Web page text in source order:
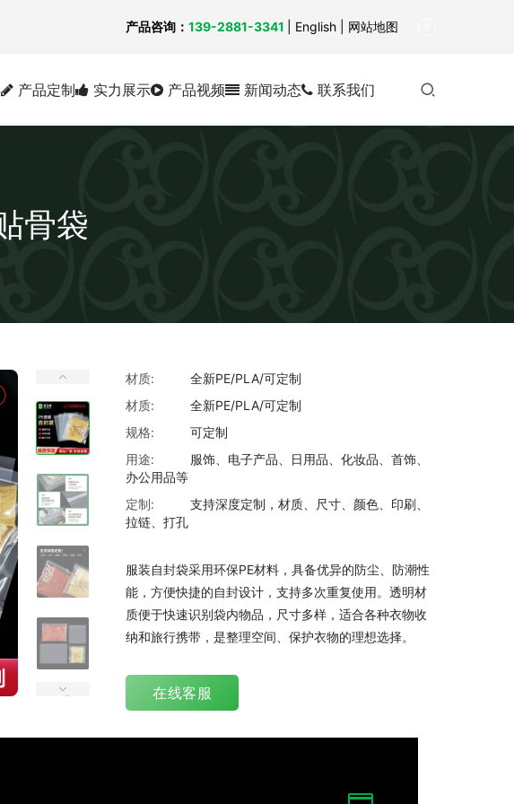
产品定制 实力展示 产品视频 新闻动态 联系我们
骨袋
材质:
全新PE/PLA/可定制
材质:
全新PE/PLA/可定制
规格:
可定制
用途:
服饰、电子产品、日用品、化妆品、首饰、
办公用品等
定制:
支持深度定制，材质、尺寸、颜色、印刷、
拉链、打孔
服装自封袋采用环保PE材料，具备优异的防尘、防潮性
能，方便快捷的自封设计，支持多次重复使用。透明材
质便于快速识别袋内物品，尺寸多样，适合各种衣物收
纳和旅行携带，是整理空间、保护衣物的理想选择。
在线客服
产品咨询： 139-2881-3341 English | 网站地图